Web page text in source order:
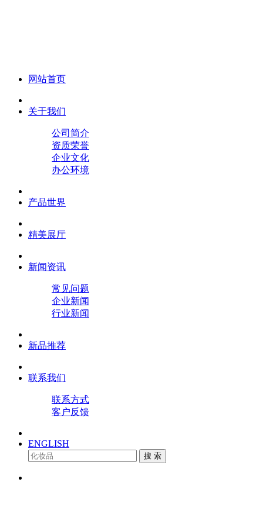
网站首页
关于我们
公司简介
资质荣誉
企业文化
办公环境
产品世界
精美展厅
新闻资讯
常见问题
企业新闻
行业新闻
新品推荐
联系我们
联系方式
客户反馈
ENGLISH